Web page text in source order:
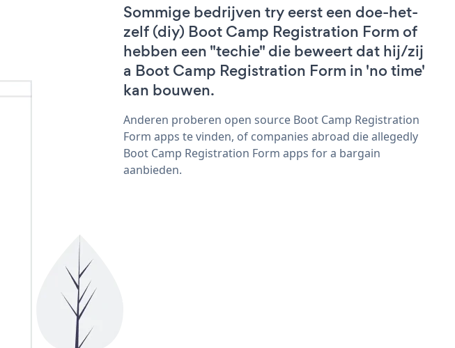
Sommige bedrijven try eerst een doe-het-
zelf (diy) Boot Camp Registration Form of
hebben een "techie" die beweert dat hij/zij
a Boot Camp Registration Form in 'no time'
kan bouwen.
Anderen proberen open source Boot Camp Registration
Form apps te vinden, of companies abroad die allegedly
Boot Camp Registration Form apps for a bargain
aanbieden.